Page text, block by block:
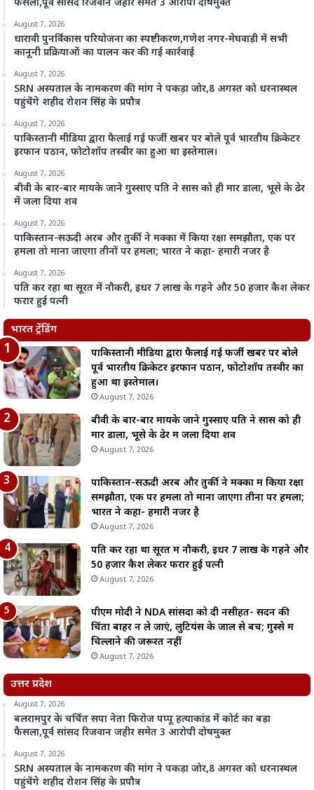
फैसला,पूर्व सांसद रिजवान जहीर समेत 3 आरोपी दोषमुक्त
August 7, 2026
धारावी पुनर्विकास परियोजना का स्पष्टीकरण,गणेश नगर-मेघवाड़ी में सभी
कानूनी प्रक्रियाओं का पालन कर की गई कार्रवाई
August 7, 2026
SRN अस्पताल के नामकरण की मांग ने पकड़ा जोर,8 अगस्त को धरनास्थल
पहुंचेंगे शहीद रोशन सिंह के प्रपौत्र
August 7, 2026
पाकिस्तानी मीडिया द्वारा फैलाई गई फर्जी खबर पर बोले पूर्व भारतीय क्रिकेटर
इरफान पठान, फोटोशॉप तस्वीर का हुआ था इस्तेमाल।
August 7, 2026
बीवी के बार-बार मायके जाने गुस्साए पति ने सास को ही मार डाला, भूसे के ढेर
में जला दिया शव
August 7, 2026
पाकिस्तान-सऊदी अरब और तुर्की ने मक्का में किया रक्षा समझौता, एक पर
हमला तो माना जाएगा तीनों पर हमला; भारत ने कहा- हमारी नजर है
August 7, 2026
पति कर रहा था सूरत में नौकरी, इधर 7 लाख के गहने और 50 हजार कैश लेकर
फरार हुई पत्नी
भारत ट्रेंडिंग
पाकिस्तानी मीडिया द्वारा फैलाई गई फर्जी खबर पर बोले
पूर्व भारतीय क्रिकेटर इरफान पठान, फोटोशॉप तस्वीर का
हुआ था इस्तेमाल।
August 7, 2026
बीवी के बार-बार मायके जाने गुस्साए पति ने सास को ही
मार डाला, भूसे के ढेर में जला दिया शव
August 7, 2026
पाकिस्तान-सऊदी अरब और तुर्की ने मक्का में किया रक्षा
समझौता, एक पर हमला तो माना जाएगा तीनों पर हमला;
भारत ने कहा- हमारी नजर है
August 7, 2026
पति कर रहा था सूरत में नौकरी, इधर 7 लाख के गहने और
50 हजार कैश लेकर फरार हुई पत्नी
August 7, 2026
पीएम मोदी ने NDA सांसदों को दी नसीहत- सदन की
चिंता बाहर न ले जाएं, लुटियंस के जाल से बचें; गुस्से में
चिल्लाने की जरूरत नहीं
August 7, 2026
उत्तर प्रदेश
August 7, 2026
बलरामपुर के चर्चित सपा नेता फिरोज पप्पू हत्याकांड में कोर्ट का बड़ा
फैसला,पूर्व सांसद रिजवान जहीर समेत 3 आरोपी दोषमुक्त
August 7, 2026
SRN अस्पताल के नामकरण की मांग ने पकड़ा जोर,8 अगस्त को धरनास्थल
पहुंचेंगे शहीद रोशन सिंह के प्रपौत्र